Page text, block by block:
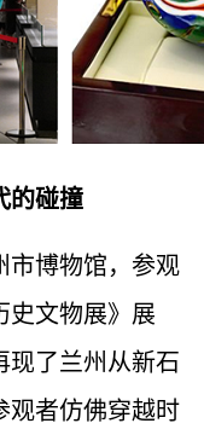
的碰撞
市博物馆，参观
文物展》展
现了兰州从新石
观者仿佛穿越时